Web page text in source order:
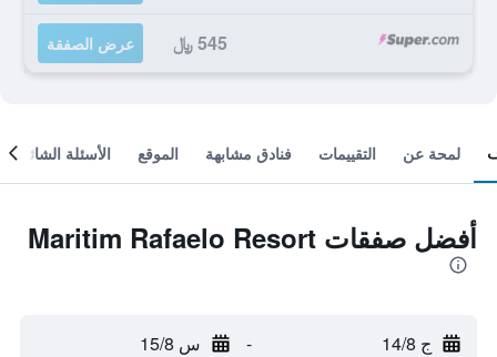
545 ﷼ عرض الصفقة
لمحة عن التقييمات فنادق مشابهة الموقع الأسئلة الشائعة
أفضل صفقات Maritim Rafaelo Resort
ج 14/8 - س 15/8